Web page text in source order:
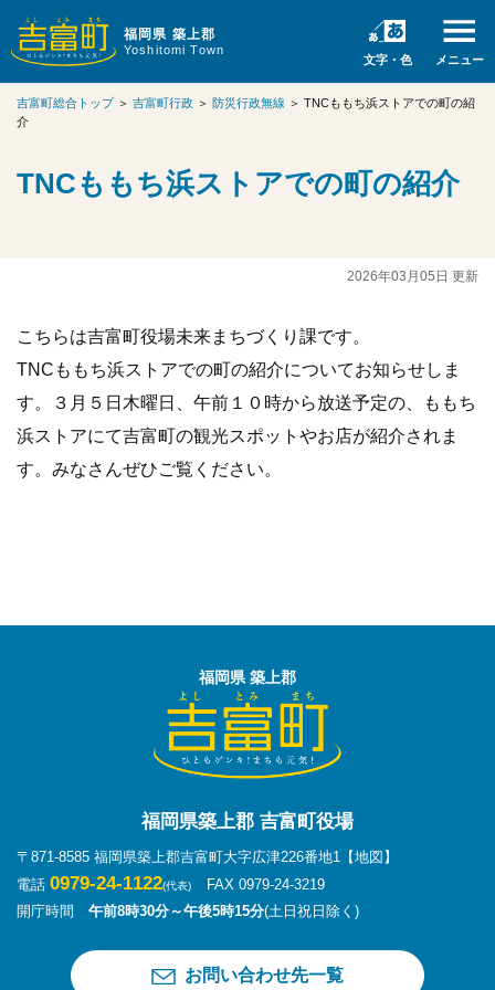
福岡県 築上郡
Yoshitomi Town
文字・色 メニュー
吉富町総合トップ＞ 吉富町行政 ＞ 防災行政無線 ＞ TNCももち浜ストアでの町の紹
介
TNCももち浜ストアでの町の紹介
2026年03月05日 更新
こちらは吉富町役場未来まちづくり課です。
TNCももち浜ストアでの町の紹介についてお知らせしま
す。３月５日木曜日、午前１０時から放送予定の、ももち
浜ストアにて吉富町の観光スポットやお店が紹介されま
す。みなさんぜひご覧ください。
福岡県 築上郡
福岡県築上郡 吉富町役場
〒871-8585 福岡県築上郡吉富町大字広津226番地1 【地図】
電話 0979-24-1122(代表)
FAX 0979-24-3219
開庁時間 午前8時30分～午後5時15分(土日祝日除く)
お問い合わせ先一覧